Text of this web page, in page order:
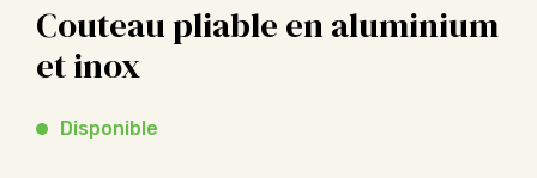
Couteau pliable en aluminium
et inox
Disponible